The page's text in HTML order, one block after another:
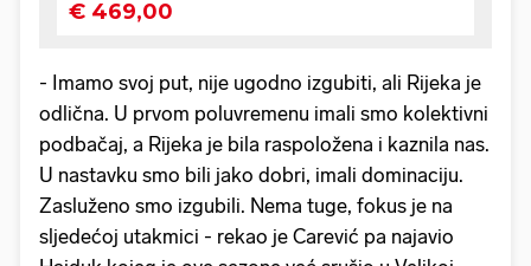
- Imamo svoj put, nije ugodno izgubiti, ali Rijeka je
odlična. U prvom poluvremenu imali smo kolektivni
podbačaj, a Rijeka je bila raspoložena i kaznila nas.
U nastavku smo bili jako dobri, imali dominaciju.
Zasluženo smo izgubili. Nema tuge, fokus je na
sljedećoj utakmici - rekao je Carević pa najavio